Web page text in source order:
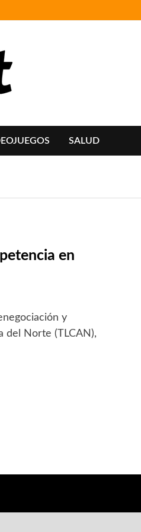
SALUD
en
y
del Norte (TLCAN),